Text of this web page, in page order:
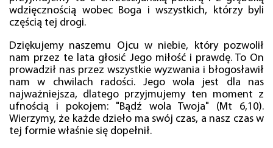
wdzięcznością wobec Boga i wszystkich, którzy byli
częścią tej drogi.
Dziękujemy naszemu Ojcu w niebie, który pozwolił
nam przez te lata głosić Jego miłość i prawdę. To On
prowadził nas przez wszystkie wyzwania i błogosławił
nam w chwilach radości. Jego wola jest dla nas
najważniejsza, dlatego przyjmujemy ten moment z
ufnością i pokojem: "Bądź wola Twoja" (Mt 6,10).
Wierzymy, że każde dzieło ma swój czas, a nasz czas w
tej formie właśnie się dopełnił.